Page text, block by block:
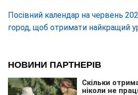
Посівний календар на червень
город, щоб отримати найкращий